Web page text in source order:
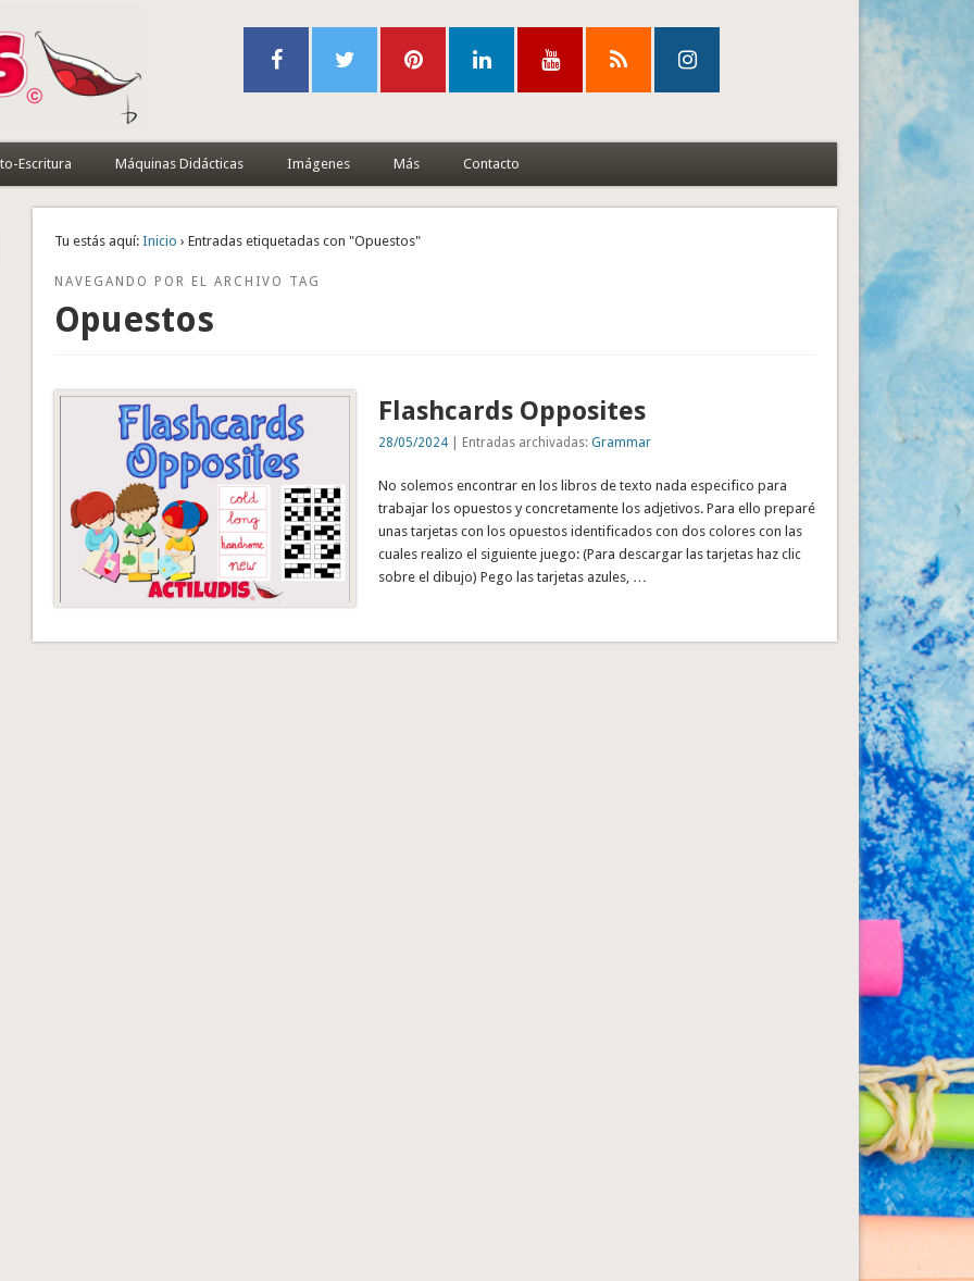
Escritura Máquinas Didácticas Imágenes Más Contacto
Tu estás aquí: Inicio › Entradas etiquetadas con "Opuestos"
NAVEGANDO POR EL ARCHIVO TAG
Opuestos
Flashcards Opposites
28/05/2024| Entradas archivadas: Grammar
No solemos encontrar en los libros de texto nada especifico para
trabajar los opuestos y concretamente los adjetivos. Para ello preparé
unas tarjetas con los opuestos identificados con dos colores con las
cuales realizo el siguiente juego: (Para descargar las tarjetas haz clic
sobre el dibujo) Pego las tarjetas azules, …